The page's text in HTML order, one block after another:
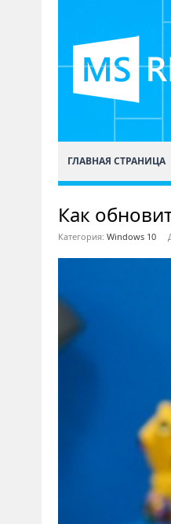
ГЛАВНАЯ СТРАНИЦА
Как
Категория: Windows 10